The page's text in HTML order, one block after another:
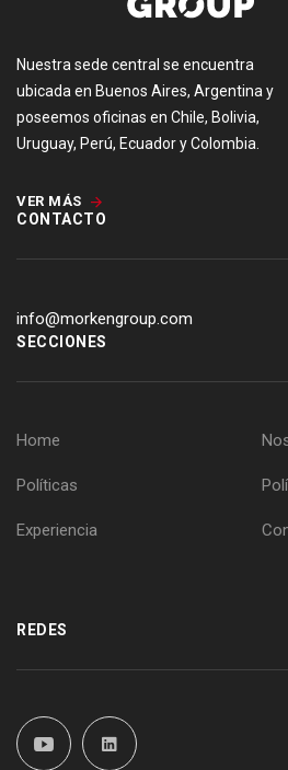
Nuestra sede central se encuentra
ubicada en Buenos Aires, Argentina y
poseemos oficinas en Chile, Bolivia,
Uruguay, Perú, Ecuador y Colombia.
VER MÁS
CONTACTO
info@morkengroup.com
SECCIONES
Home
Políticas
Experiencia
REDES